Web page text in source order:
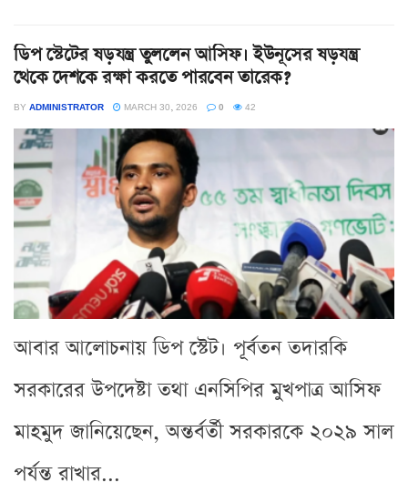
ডিপ স্টেটের ষড়যন্ত্র তুললেন আসিফ। ইউনূসের ষড়যন্ত্র
থেকে দেশকে রক্ষা করতে পারবেন তারেক?
BY ADMINISTRATOR MARCH 30, 2026 0 42
আবার আলোচনায় ডিপ স্টেট। পূর্বতন তদারকি
সরকারের উপদেষ্টা তথা এনসিপির মুখপাত্র আসিফ
মাহমুদ জানিয়েছেন, অন্তর্বর্তী সরকারকে ২০২৯ সাল
পর্যন্ত রাখার...